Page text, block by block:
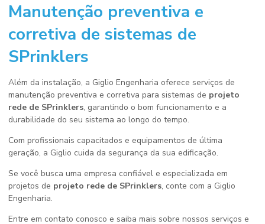
Manutenção preventiva e
corretiva de sistemas de
SPrinklers
Além da instalação, a Giglio Engenharia oferece serviços de
manutenção preventiva e corretiva para sistemas de projeto
rede de SPrinklers, garantindo o bom funcionamento e a
durabilidade do seu sistema ao longo do tempo.
Com profissionais capacitados e equipamentos de última
geração, a Giglio cuida da segurança da sua edificação.
Se você busca uma empresa confiável e especializada em
projetos de projeto rede de SPrinklers, conte com a Giglio
Engenharia.
Entre em contato conosco e saiba mais sobre nossos serviços e